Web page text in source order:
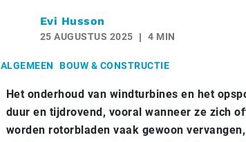
Evi Husson
25 AUGUSTUS 2025 4 MIN
ALGEMEEN BOUW & CONSTRUCTIE
Het onderhoud van windturbines en het
duur en tijdrovend, vooral wanneer ze zich
worden rotorbladen vaak gewoon